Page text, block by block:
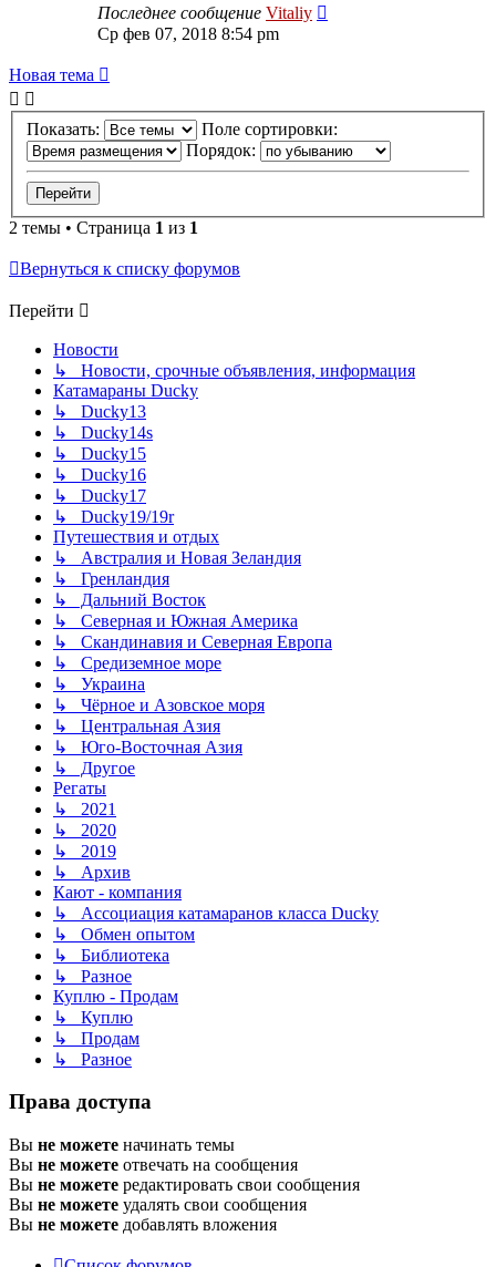
Последнее сообщение Vitaliy
Ср фев 07, 2018 8:54 pm
Новая тема
Показать:
Поле сортировки:
Порядок:
2 темы • Страница 1 из 1
Вернуться к списку форумов
Перейти
Новости
↳ Новости, срочные объявления, информация
Катамараны Ducky
↳ Ducky13
↳ Ducky14s
↳ Ducky15
↳ Ducky16
↳ Ducky17
↳ Ducky19/19r
Путешествия и отдых
↳ Австралия и Новая Зеландия
↳ Гренландия
↳ Дальний Восток
↳ Северная и Южная Америка
↳ Скандинавия и Северная Европа
↳ Средиземное море
↳ Украина
↳ Чёрное и Азовское моря
↳ Центральная Азия
↳ Юго-Восточная Азия
↳ Другое
Регаты
↳ 2021
↳ 2020
↳ 2019
↳ Архив
Кают - компания
↳ Ассоциация катамаранов класса Ducky
↳ Обмен опытом
↳ Библиотека
↳ Разное
Куплю - Продам
↳ Куплю
↳ Продам
↳ Разное
Права доступа
Вы не можете начинать темы
Вы не можете отвечать на сообщения
Вы не можете редактировать свои сообщения
Вы не можете удалять свои сообщения
Вы не можете добавлять вложения